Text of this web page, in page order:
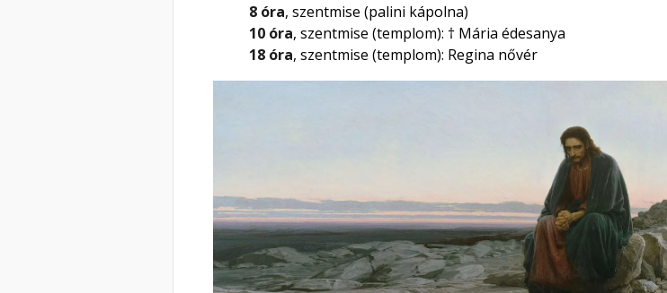
8 óra, szentmise (palini kápolna)
10 óra, szentmise (templom): † Mária édesanya
18 óra, szentmise (templom): Regina nővér